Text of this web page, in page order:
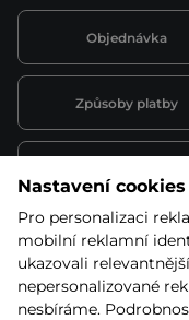
Objednávka
Způsoby platby
Půjčovna
obchodní
Nastavení cookies
Pro personalizaci
mobilní reklamní
ukazovali
nepersonalizované
nesbíráme.